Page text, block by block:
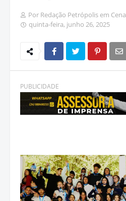
Por Redação Petrópolis em Cena
quinta-feira, junho 26, 2025
PUBLICIDADE